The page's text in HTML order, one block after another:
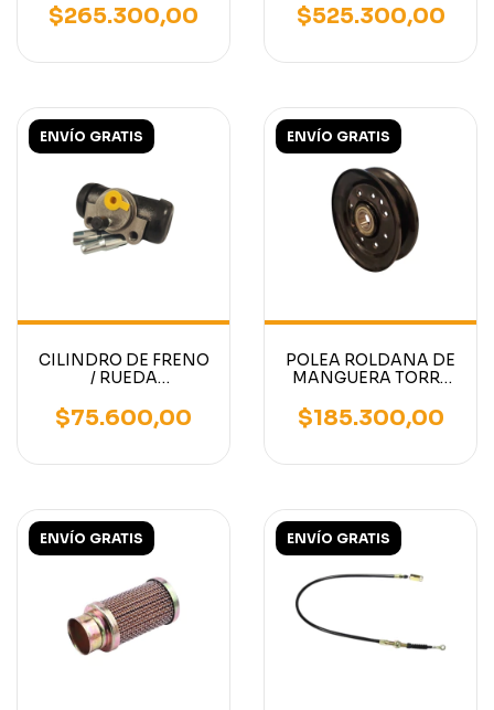
50mm)
$265.300,00
S4S / S4Q2 12VOLTS
50AMP
$525.300,00
ENVÍO GRATIS
CILINDRO DE FRENO
/ RUEDA
CATERPILLAR P5000
1 PULGADA 1/8
$75.600,00
ENVÍO GRATIS
POLEA ROLDANA DE
MANGUERA TORRE
MITSUBISHI
CATERPILLAR 120MM
$185.300,00
ENVÍO GRATIS ENVÍO GRATIS